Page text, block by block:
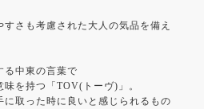
さも考慮された大人の気品を備え
る中東の言葉で
味を持つ「TOV(トーヴ)」。
に取った時に良いと感じられるもの